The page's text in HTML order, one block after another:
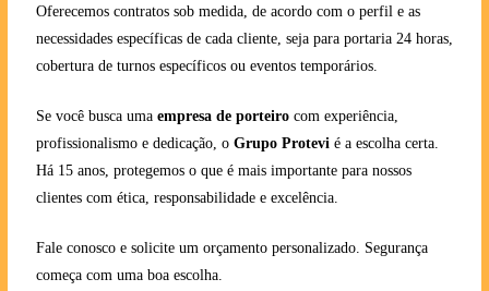
Oferecemos contratos sob medida, de acordo com o perfil e as
necessidades específicas de cada cliente, seja para portaria 24 horas,
cobertura de turnos específicos ou eventos temporários.
Se você busca uma empresa de porteirocom experiência,
profissionalismo e dedicação, o Grupo Protevié a escolha certa.
Há 15 anos, protegemos o que é mais importante para nossos
clientes com ética, responsabilidade e excelência.
Fale conosco e solicite um orçamento personalizado. Segurança
começa com uma boa escolha.